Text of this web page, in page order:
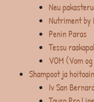
Neu
Nutriment by
Penin Paras
Tessu
VOM (Vom
Shampoot ja
Iv San